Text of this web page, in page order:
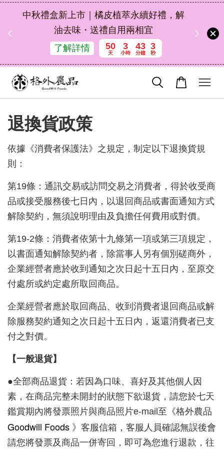
中秋禮盒新上市｜橘皮植萃永續好禮，解
油去味・送禮自用兩相宜
了解詳情
50
天
3
小時
43
分鐘
3
秒
退換貨政策
依據《消費者保護法》之規定，制定以下退換貨規
則：
第19條：通訊交易或訪問交易之消費者，得於收受商
品或接受服務後七日內，以退回商品或書面通知方式
解除契約，無須說明理由及負擔任何費用或對價。
第19-2條：消費者依第十九條第一項或第三項規定，
以書面通知解除契約者，除當事人另有個別磋商外，
企業經營者應於收到通知之次日起十五日內，至原交
付處所或約定處所取回商品。
企業經營者應於取回商品、收到消費者退回商品或解
除服務契約通知之次日起十五日內，返還消費者已支
付之對價。
【一般退貨】
●全部商品退貨：若因為口味、喜好及其他個人因
素，在商品完整未開封的狀態下欲退貨，請您於七天
鑑賞期內將發票照片與商品照片e-mail至《格外農品
Goodwill Foods 》客服信箱，客服人員確認無誤後會
請您將發票及商品一併寄回，即可為您進行退款，往